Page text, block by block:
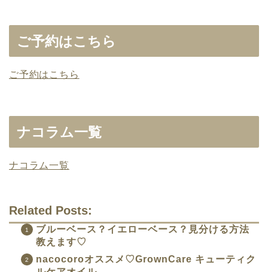
ご予約はこちら
ご予約はこちら
ナコラム一覧
ナコラム一覧
Related Posts:
ブルーベース？イエローベース？見分ける方法
教えます♡
nacocoroオススメ♡GrownCare キューティク